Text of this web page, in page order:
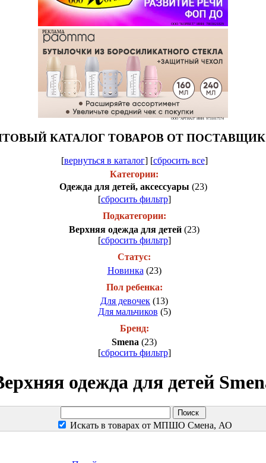
ООО "КОРВЕТ" ИНН: 7803021829
РЕКЛАМА
ООО "АРТИАЛ" ИНН: 9731017574
КАТАЛОГ ТОВАРОВ ОТ
[вернуться в каталог] [сбросить все]
Категории:
Одежда для детей, аксессуары (23)
[сбросить фильтр]
Подкатегории:
Верхняя одежда для детей (23)
[сбросить фильтр]
Статус:
Новинка (23)
Пол ребенка:
Для девочек (13)
Для мальчиков (5)
Бренд:
Smena (23)
[сбросить фильтр]
одежда для детей
Искать в товарах от МПШО Смена, АО